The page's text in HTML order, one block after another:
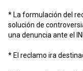
* La formulación del
solución de
una denuncia ante el
* El reclamo ira